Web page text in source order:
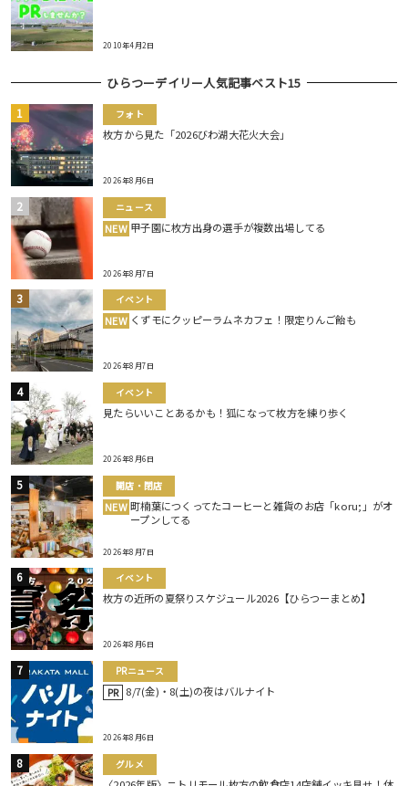
2010年4月2日
ひらつーデイリー人気記事ベスト15
フォト
枚方から見た「2026びわ湖大花火大会」
2026年8月6日
ニュース
NEW 甲子園に枚方出身の選手が複数出場してる
2026年8月7日
イベント
NEW くずモにクッピーラムネカフェ！限定りんご飴も
2026年8月7日
イベント
見たらいいことあるかも！狐になって枚方を練り歩く
2026年8月6日
開店・閉店
NEW 町楠葉につくってたコーヒーと雑貨のお店「koru;」がオ
ープンしてる
2026年8月7日
イベント
枚方の近所の夏祭りスケジュール2026【ひらつーまとめ】
2026年8月6日
PRニュース
PR 8/7(金)・8(土)の夜はバルナイト
2026年8月6日
グルメ